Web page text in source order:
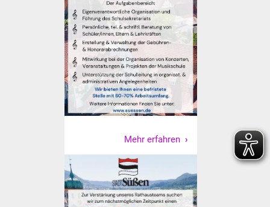
Familien
Familientreff
Kinder und Jugendliche
Schülerferienprogramm
Migration und Integration
Ukraine-Hilfe
Mehr erfahren